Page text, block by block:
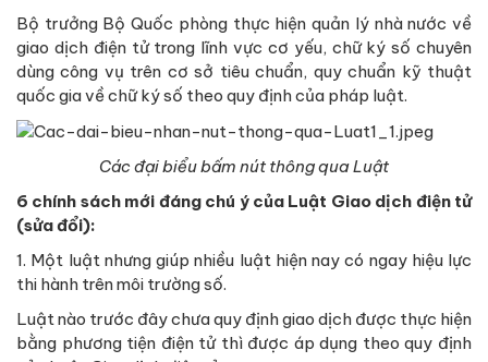
Bộ trưởng Bộ Quốc phòng thực hiện quản lý nhà nước về
giao dịch điện tử trong lĩnh vực cơ yếu, chữ ký số chuyên
dùng công vụ trên cơ sở tiêu chuẩn, quy chuẩn kỹ thuật
quốc gia về chữ ký số theo quy định của pháp luật.
Các đại biểu bấm nút thông qua Luật
6 chính sách mới đáng chú ý của Luật Giao dịch điện tử
(sửa đổi):
1. Một luật nhưng giúp nhiều luật hiện nay có ngay hiệu lực
thi hành trên môi trường số.
Luật nào trước đây chưa quy định giao dịch được thực hiện
bằng phương tiện điện tử thì được áp dụng theo quy định